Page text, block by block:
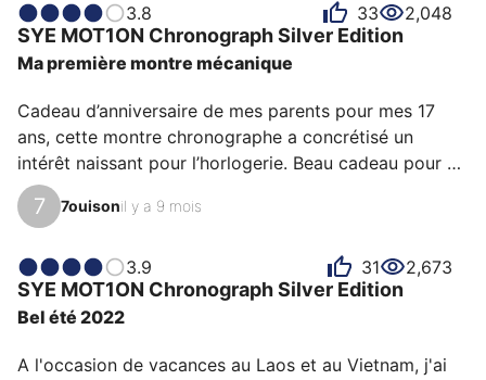
montres et avais dévolu mon choix sur une Tudor
Black Bay...Bref, rien à voir mais une opportunité
financière. Et le jour où je veux aller l'acheter, le
3.8 33 2,048
SYE MOT1ON ChronographSilver Edition
Ma première montre mécanique
Cadeau d’anniversaire de mes parents pour mes 17
ans, cette montre chronographe a concrétisé un
intérêt naissant pour l’horlogerie. Beau cadeau pour
cadeau pour commencer dans l’horlogerie, moi qui
n’avais jusque-là qu’une Casio LCD et mon téléphone.
d’essayer de comprendre quelles mécaniques pouvait
se cacher dans ces petits objets. Je suis donc allé voir
sur le site de la marque pour essayer de comprendre
C’est u…
7 7ouisonil y a 9 mois
3.9 31 2,673
SYE MOT1ON ChronographSilver Edition
Bel été 2022
A l'occasion de vacances au Laos et au Vietnam, j'ai